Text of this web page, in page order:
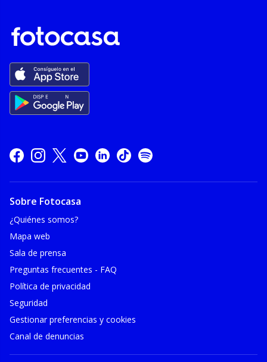
Sobre Fotocasa
¿Quiénes somos?
Mapa web
Sala de prensa
Preguntas frecuentes - FAQ
Política de privacidad
Seguridad
Gestionar preferencias y cookies
Canal de denuncias